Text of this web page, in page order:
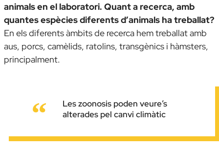
animals en el laboratori. Quant a recerca, amb
quantes espècies diferents d’animals ha treballat?
En els diferents àmbits de recerca hem treballat amb
aus, porcs, camèlids, ratolins, transgènics i hàmsters,
principalment.
Les zoonosis poden veure’s
alterades pel canvi climàtic